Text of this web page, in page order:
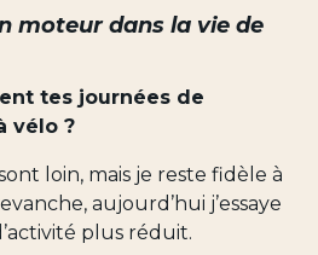
moteur dans la vie de
tes journées de
vélo ?
loin, mais je reste fidèle à
aujourd’hui j’essaye
plus réduit.